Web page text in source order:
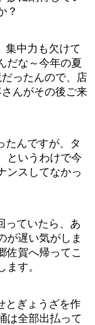
？
集中力も欠けて
だな～今年の夏
ったんので、店
んがその後ご来
たんですが、タ
というわけで今
ンスしてなかっ
っていたら、あ
が遅い気がしま
佐賀へ帰ってこ
す。
とぎょうざを作
は全部出払って